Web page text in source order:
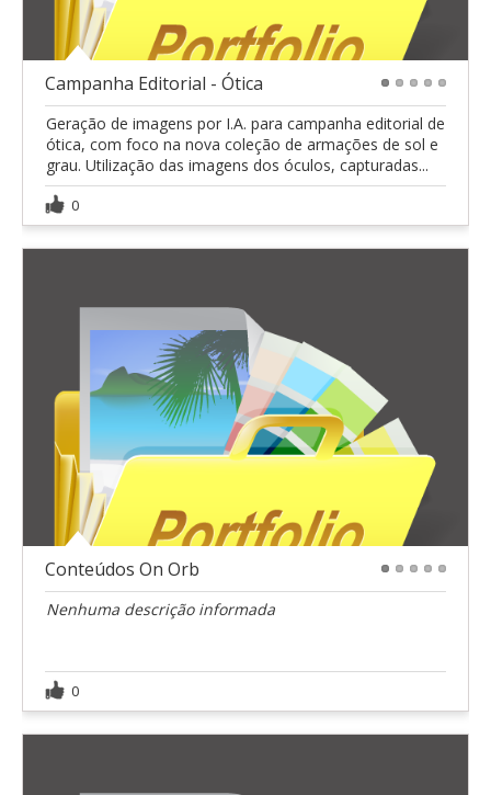
Campanha Editorial - Ótica
Geração de imagens por I.A. para campanha editorial de
ótica, com foco na nova coleção de armações de sol e
grau. Utilização das imagens dos óculos, capturadas...
0
Conteúdos On Orb
Nenhuma descrição informada
0